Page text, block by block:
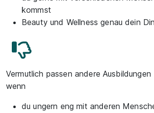
kommst
Beauty und Wellness genau dein
Vermutlich passen andere
wenn
du ungern eng mit anderen